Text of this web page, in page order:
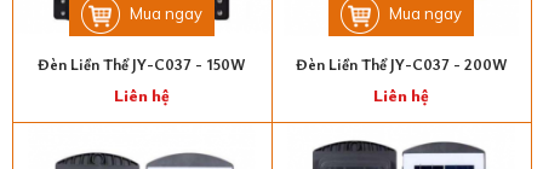
Mua ngay
Đèn Liền Thể JY-C037 - 150W
Liên hệ
Mua ngay
Đèn Liền Thể JY-C037 - 200W
Liên hệ